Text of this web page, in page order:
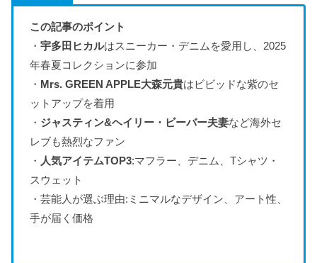
この記事のポイント
・ 宇多田ヒカルはスニーカー・デニムを愛用し、2025
年春夏コレクションに参加
・ Mrs. GREEN APPLE大森元貴はビビッドな紫のセ
ットアップを着用
・ ジャスティン&ヘイリー・ビーバー夫妻など海外セ
レブも熱烈なファン
・ 人気アイテムTOP3:マフラー、デニム、Tシャツ・
スウェット
・芸能人が選ぶ理由:ミニマルなデザイン、アート性、
手が届く価格